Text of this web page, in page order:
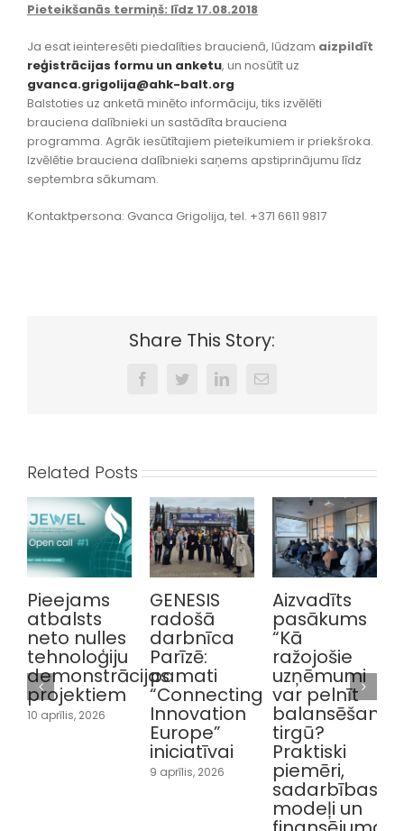
Pieteikšanās termiņš: līdz 17.08.2018
Ja esat ieinteresēti piedalīties braucienā, lūdzam aizpildīt
reģistrācijas formu un anketu, un nosūtīt uz
gvanca.grigolija@ahk-balt.org
Balstoties uz anketā minēto informāciju, tiks izvēlēti
brauciena dalībnieki un sastādīta brauciena
programma. Agrāk iesūtītajiem pieteikumiem ir priekšroka.
Izvēlētie brauciena dalībnieki saņems apstiprinājumu līdz
septembra sākumam.
Kontaktpersona: Gvanca Grigolija, tel. +371 6611 9817
Share This Story:
FacebookTwitterLinkedInEmail
Related Posts
Pieejams
atbalsts
neto nulles
tehnoloģiju
demonstrācijas
projektiem
10 aprīlis, 2026
GENESIS
radošā
darbnīca
Parīzē:
pamati
“Connecting
Innovation
Europe”
iniciatīvai
9 aprīlis, 2026
Aizvadīts
pasākums
“Kā
ražojošie
uzņēmumi
var pelnīt
balansēšanas
tirgū?
Praktiski
piemēri,
sadarbības
modeļi un